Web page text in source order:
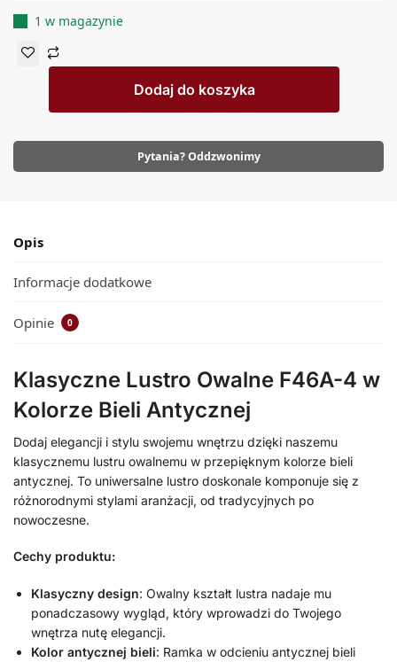
1 w magazynie
Dodaj do koszyka
Pytania? Oddzwonimy
Opis
Informacje dodatkowe
Opinie 0
Klasyczne Lustro Owalne F46A-4 w
Kolorze Bieli Antycznej
Dodaj elegancji i stylu swojemu wnętrzu dzięki naszemu
klasycznemu lustru owalnemu w przepięknym kolorze bieli
antycznej. To uniwersalne lustro doskonale komponuje się z
różnorodnymi stylami aranżacji, od tradycyjnych po
nowoczesne.
Cechy produktu:
Klasyczny design: Owalny kształt lustra nadaje mu
ponadczasowy wygląd, który wprowadzi do Twojego
wnętrza nutę elegancji.
Kolor antycznej bieli: Ramka w odcieniu antycznej bieli